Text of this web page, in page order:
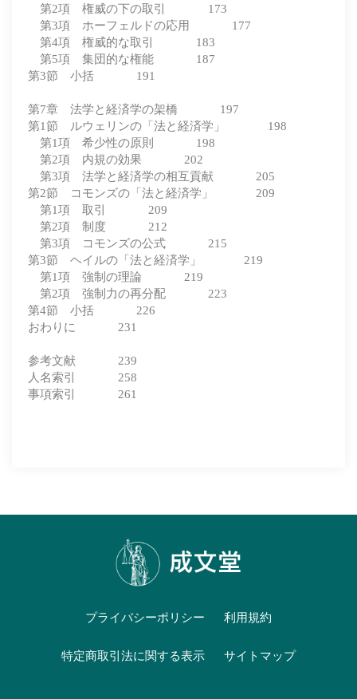
第2項 権威の下の取引 173
第3項 ホーフェルドの応用 177
第4項 権威的な取引 183
第5項 集団的な権能 187
第3節 小括 191
第7章 法学と経済学の架橋 197
第1節 ルウェリンの「法と経済学」 198
第1項 希少性の原則 198
第2項 内規の効果 202
第3項 法学と経済学の相互貢献 205
第2節 コモンズの「法と経済学」 209
第1項 取引 209
第2項 制度 212
第3項 コモンズの公式 215
第3節 ヘイルの「法と経済学」 219
第1項 強制の理論 219
第2項 強制力の再分配 223
第4節 小括 226
おわりに 231
参考文献 239
人名索引 258
事項索引 261
プライバシーポリシー 利用規約
特定商取引法に関する表示 サイトマップ